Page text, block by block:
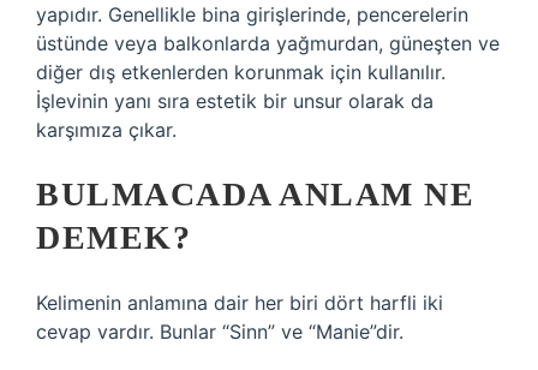
yapıdır. Genellikle bina girişlerinde, pencerelerin
üstünde veya balkonlarda yağmurdan, güneşten ve
diğer dış etkenlerden korunmak için kullanılır.
İşlevinin yanı sıra estetik bir unsur olarak da
karşımıza çıkar.
BULMACADA ANLAM NE
DEMEK?
Kelimenin anlamına dair her biri dört harfli iki
cevap vardır. Bunlar “Sinn” ve “Manie”dir.